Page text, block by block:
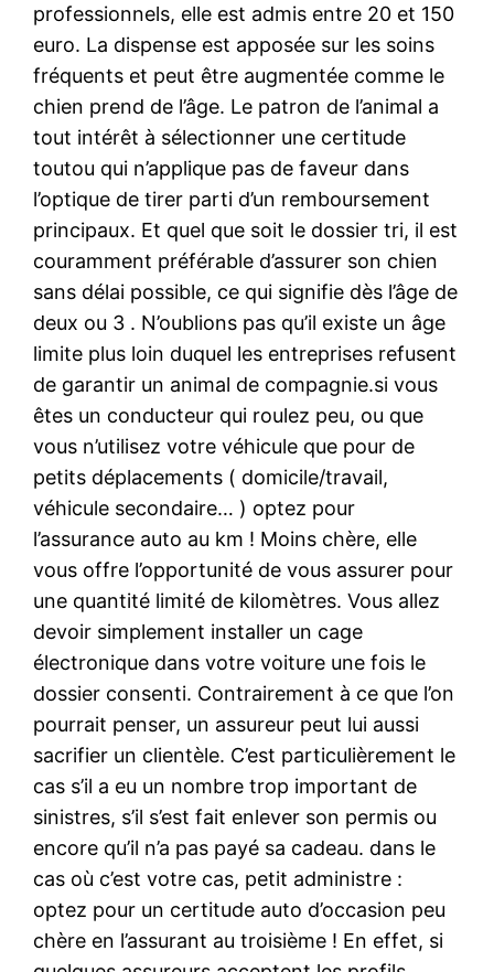
professionnels, elle est admis entre 20 et 150
euro. La dispense est apposée sur les soins
fréquents et peut être augmentée comme le
chien prend de l’âge. Le patron de l’animal a
tout intérêt à sélectionner une certitude
toutou qui n’applique pas de faveur dans
l’optique de tirer parti d’un remboursement
principaux. Et quel que soit le dossier tri, il est
couramment préférable d’assurer son chien
sans délai possible, ce qui signifie dès l’âge de
deux ou 3 . N’oublions pas qu’il existe un âge
limite plus loin duquel les entreprises refusent
de garantir un animal de compagnie.si vous
êtes un conducteur qui roulez peu, ou que
vous n’utilisez votre véhicule que pour de
petits déplacements ( domicile/travail,
véhicule secondaire… ) optez pour
l’assurance auto au km ! Moins chère, elle
vous offre l’opportunité de vous assurer pour
une quantité limité de kilomètres. Vous allez
devoir simplement installer un cage
électronique dans votre voiture une fois le
dossier consenti. Contrairement à ce que l’on
pourrait penser, un assureur peut lui aussi
sacrifier un clientèle. C’est particulièrement le
cas s’il a eu un nombre trop important de
sinistres, s’il s’est fait enlever son permis ou
encore qu’il n’a pas payé sa cadeau. dans le
cas où c’est votre cas, petit administre :
optez pour un certitude auto d’occasion peu
chère en l’assurant au troisième ! En effet, si